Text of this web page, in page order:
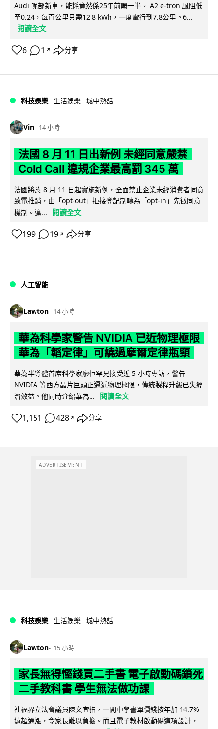
Audi 呢部新車，能耗竟然係25年前嘅一半。 A2 e-tron 風阻低
至0.24，每百公里只需12.8 kWh，一度電行到7.8公里。6...
閱讀全文
6 1 ↗ 分享
科技娛樂 生活娛樂 城中熱話
Vin 14 小時
法國 8 月 11 日出新例 未經同意嚴禁
Cold Call 違規企業最高罰 345 萬
法國將於 8 月 11 日起實施新例，全面禁止企業未經消費者同意
致電推銷，由「opt-out」拒接登記制轉為「opt-in」先徵同意
機制。違...
閱讀全文
199 19 ↗ 分享
人工智能
Lawton 14 小時
華為科學家警告 NVIDIA 已近物理極限
華為「韜定律」可繞過摩爾定律瓶頸
華為半導體首席科學家廖恒罕見接受近 5 小時專訪，警告
NVIDIA 等西方晶片巨頭正逼近物理極限，傳統製程升級已失經
濟效益。他同時介紹華為...
閱讀全文
1,151 428 ↗ 分享
ADVERTISEMENT
科技娛樂 生活娛樂 城中熱話
Lawton 15 小時
家長無得慳錢買二手書 電子啟動碼鎖死
二手教科書 學生無法做功課
社福界立法會議員陳文宜指，一間中學書單價錢按年加 14.7%
遠超通漲，令家長難以負擔。而且電子教材啟動碼這項設計，